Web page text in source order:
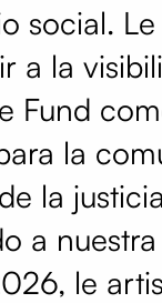
social.
a la
Fund
la
la
a
le